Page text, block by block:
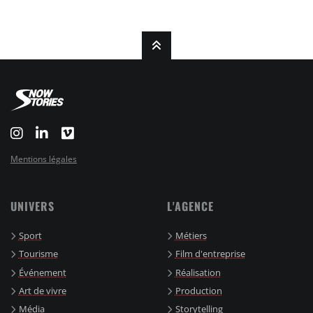
Mentions légales
UNIVERS
Sport
Tourisme
Événement
Art de vivre
Média
L'AGENCE
Métiers
Film d'entreprise
Réalisation
Production
Storytelling